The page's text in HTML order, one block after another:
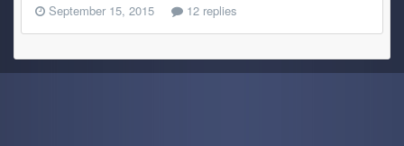
September 15, 2015
12 replies